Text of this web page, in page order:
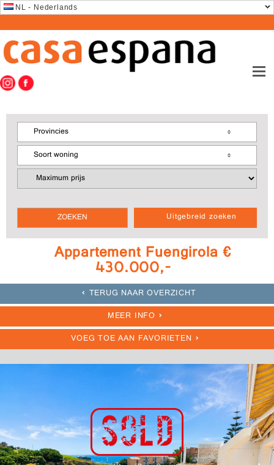
NL - Nederlands
Uitgebreid zoeken
Provincies
Soort woning
Appartement Fuengirola €
430.000,-
TERUG NAAR OVERZICHT
MEER INFO
VOEG TOE AAN FAVORIETEN